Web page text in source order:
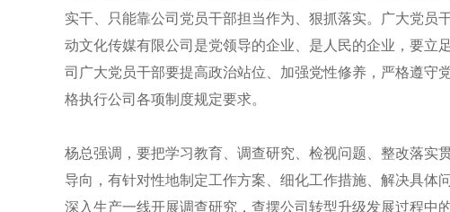
实干、只能靠公司党员干部担当作为、狠抓落实。广大党员
动文化传媒有限公司是党领导的企业、是人民的企业，要立
司广大党员干部要提高政治站位、加强党性修养，严格遵守
格执行公司各项制度规定要求。
杨总强调，要把学习教育、调查研究、检视问题、整改落实
导向，有针对性地制定工作方案、细化工作措施、解决具体
深入生产一线开展调查研究，查摆公司转型升级发展过程中